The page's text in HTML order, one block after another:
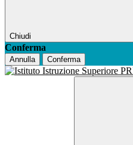
Chiudi
Conferma
Annulla Conferma